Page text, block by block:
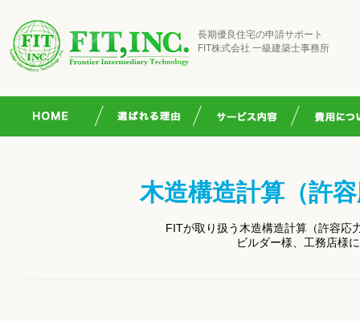
長期優良住宅の申請サポート
FIT株式会社 一級建築士事務所
木造構造計算（許
FITが取り扱う木造構造計算（許容応
ビルダー様、工務店様